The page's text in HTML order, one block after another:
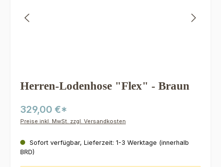
Herren-Lodenhose "Flex" - Braun
329,00 €*
Preise inkl. MwSt. zzgl. Versandkosten
Sofort verfügbar, Lieferzeit: 1-3 Werktage (innerhalb
BRD)